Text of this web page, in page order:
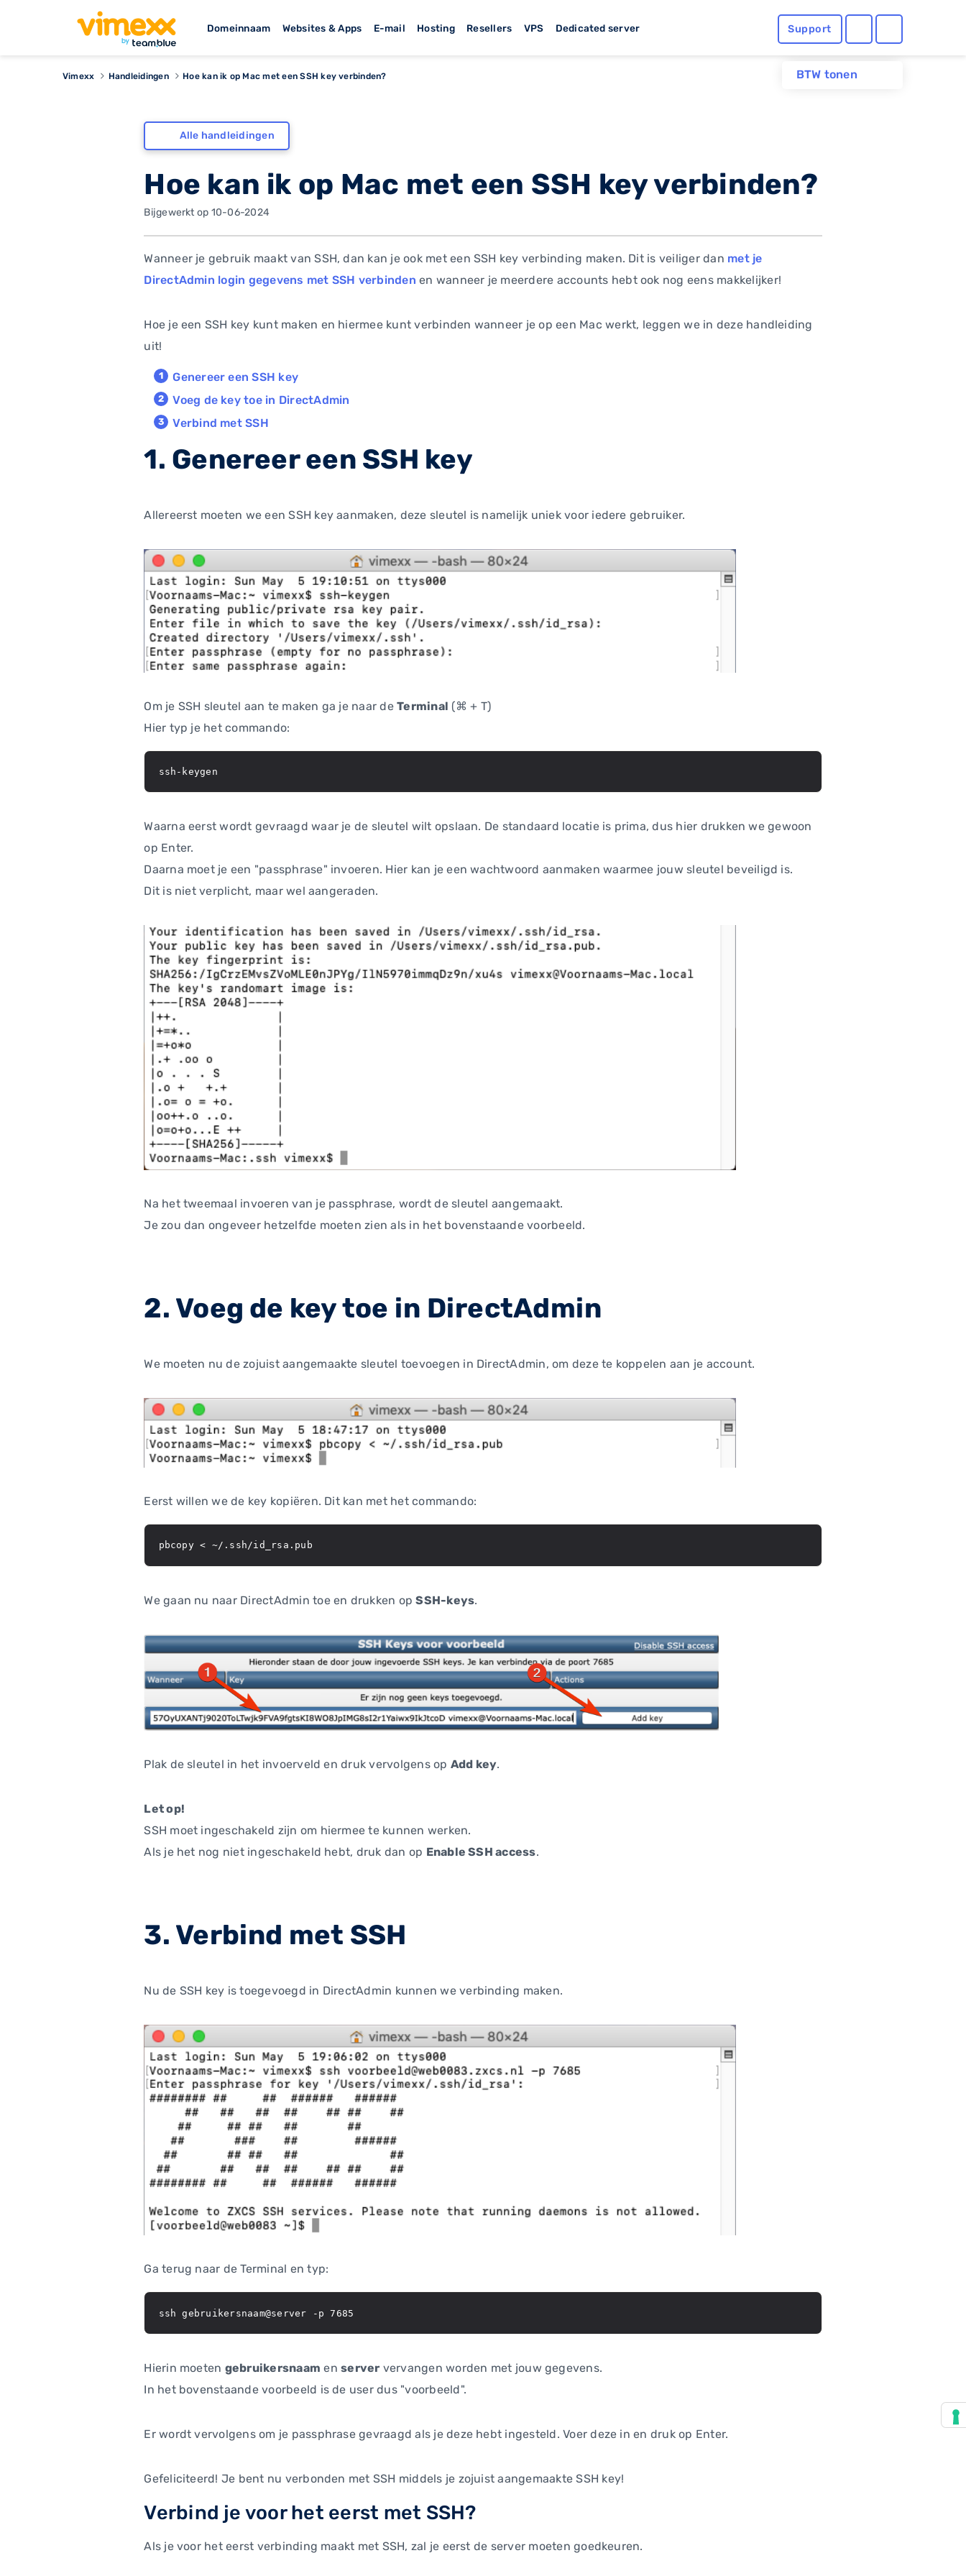
Domeinnaam Websites & Apps E-mail Hosting Resellers VPS Dedicated server Support
BTW tonen
Vimexx Handleidingen Hoe kan ik op Mac met een SSH key verbinden?
Alle handleidingen
Hoe kan ik op Mac met een SSH key verbinden?
Bijgewerkt op 10-06-2024
Wanneer je gebruik maakt van SSH, dan kan je ook met een SSH key verbinding maken. Dit is veiliger dan met je
DirectAdmin login gegevens met SSH verbinden en wanneer je meerdere accounts hebt ook nog eens makkelijker!
Hoe je een SSH key kunt maken en hiermee kunt verbinden wanneer je op een Mac werkt, leggen we in deze handleiding
uit!
Genereer een SSH key
Voeg de key toe in DirectAdmin
Verbind met SSH
1. Genereer een SSH key
Allereerst moeten we een SSH key aanmaken, deze sleutel is namelijk uniek voor iedere gebruiker.
Om je SSH sleutel aan te maken ga je naar deTerminal (⌘ + T)
Hier typ je het commando:
ssh-keygen
Waarna eerst wordt gevraagd waar je de sleutel wilt opslaan. De standaard locatie is prima, dus hier drukken we gewoon
op Enter.
Daarna moet je een "passphrase" invoeren. Hier kan je een wachtwoord aanmaken waarmee jouw sleutel beveiligd is.
Dit is niet verplicht, maar wel aangeraden.
Na het tweemaal invoeren van je passphrase, wordt de sleutel aangemaakt.
Je zou dan ongeveer hetzelfde moeten zien als in het bovenstaande voorbeeld.
2. Voeg de key toe in DirectAdmin
We moeten nu de zojuist aangemaakte sleutel toevoegen in DirectAdmin, om deze te koppelen aan je account.
Eerst willen we de key kopiëren. Dit kan met het commando:
pbcopy < ~/.ssh/id_rsa.pub
We gaan nu naar DirectAdmin toe en drukken opSSH-keys.
Plak de sleutel in het invoerveld en druk vervolgens op Add key.
Let op!
SSH moet ingeschakeld zijn om hiermee te kunnen werken.
Als je het nog niet ingeschakeld hebt, druk dan op Enable SSH access.
3. Verbind met SSH
Nu de SSH key is toegevoegd in DirectAdmin kunnen we verbinding maken.
Ga terug naar de Terminal en typ:
ssh gebruikersnaam@server -p 7685
Hierin moeten gebruikersnaam enserver vervangen worden met jouw gegevens.
In het bovenstaande voorbeeld is de user dus "voorbeeld".
Er wordt vervolgens om je passphrase gevraagd als je deze hebt ingesteld. Voer deze in en druk op Enter.
Gefeliciteerd! Je bent nu verbonden met SSH middels je zojuist aangemaakte SSH key!
Verbind je voor het eerst met SSH?
Als je voor het eerst verbinding maakt met SSH, zal je eerst de server moeten goedkeuren.